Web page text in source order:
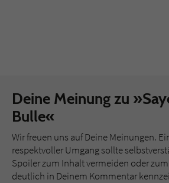
Deine Meinung zu
Bulle«
Wir freuen uns auf Deine Meinungen.
respektvoller Umgang sollte
Spoiler zum Inhalt vermeiden oder
deutlich in Deinem Kommentar